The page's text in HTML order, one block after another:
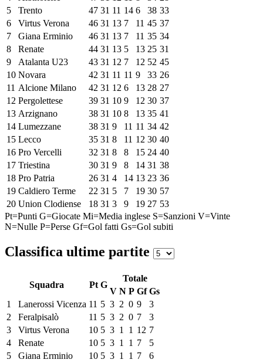
5
Trento 47 31 11 14 6 38 33
6
Virtus Verona 46 31 13 7 11 45 37
7
Giana Erminio 46 31 13 7 11 35 34
8
Renate 44 31 13 5 13 25 31
9
Atalanta U23 43 31 12 7 12 52 45
10 Novara 42 31 11 11 9 33 26
11 Alcione Milano 42 31 12 6 13 28 27
12 Pergolettese 39 31 10 9 12 30 37
13 Arzignano 38 31 10 8 13 35 41
14 Lumezzane 38 31 9 11 11 34 42
15 Lecco 35 31 8 11 12 30 40
16 Pro Vercelli 32 31 8 8 15 24 40
17 Triestina 30 31 9 8 14 31 38
18 Pro Patria 26 31 4 14 13 23 36
19 Caldiero Terme 22 31 5 7 19 30 57
20 Union Clodiense 18 31 3 9 19 27 53
Pt=Punti G=Giocate Mi=Media inglese S=Sanzioni V=Vinte
N=Nulle P=Perse Gf=Gol fatti Gs=Gol subiti
Classifica ultime partite
Squadra Pt G
Totale
V N P Gf Gs
1
Lanerossi Vicenza 11 5 3 2 0 9
3
2
Feralpisalò 11 5 3 2 0 7
3
3
Virtus Verona 10 5 3 1 1 12 7
4
Renate 10 5 3 1 1 7
5
5
Giana Erminio 10 5 3 1 1 7
6